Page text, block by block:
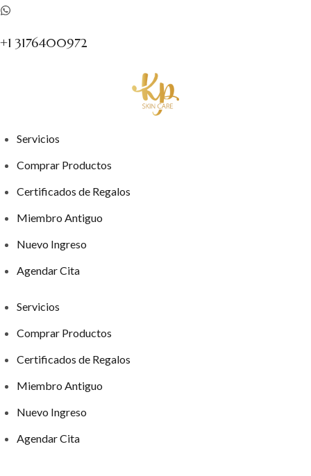
+1 3176400972
Servicios
Comprar Productos
Certificados de Regalos
Miembro Antiguo
Nuevo Ingreso
Agendar Cita
Servicios
Comprar Productos
Certificados de Regalos
Miembro Antiguo
Nuevo Ingreso
Agendar Cita